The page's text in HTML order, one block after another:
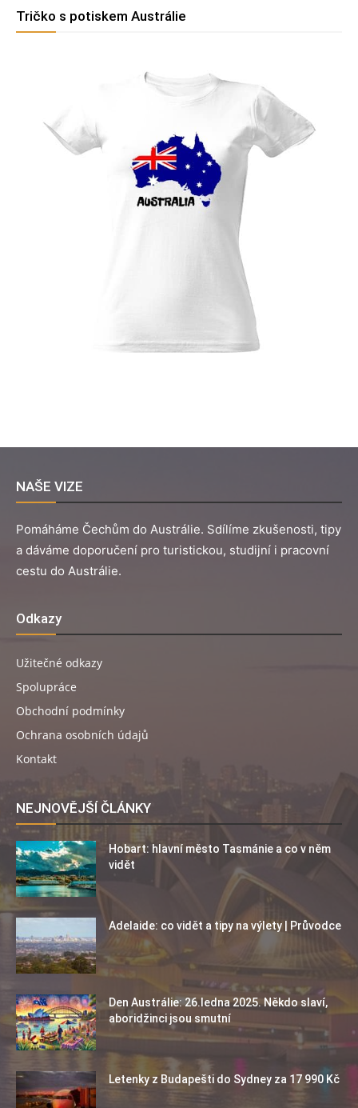
Tričko s potiskem Austrálie
NAŠE VIZE
Pomáháme Čechům do Austrálie. Sdílíme zkušenosti, tipy
a dáváme doporučení pro turistickou, studijní i pracovní
cestu do Austrálie.
Odkazy
Užitečné odkazy
Spolupráce
Obchodní podmínky
Ochrana osobních údajů
Kontakt
NEJNOVĚJŠÍ ČLÁNKY
Hobart: hlavní město Tasmánie a co v něm
vidět
Adelaide: co vidět a tipy na výlety | Průvodce
Den Austrálie: 26.ledna 2025. Někdo slaví,
aboridžinci jsou smutní
Letenky z Budapešti do Sydney za 17 990 Kč